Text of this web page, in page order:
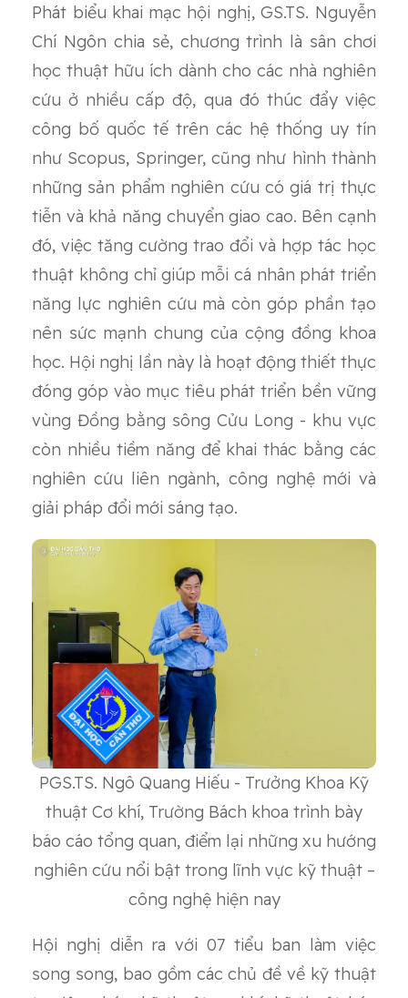
Phát biểu khai mạc hội nghị, GS.TS. Nguyễn
Chí Ngôn chia sẻ, chương trình là sân chơi
học thuật hữu ích dành cho các nhà nghiên
cứu ở nhiều cấp độ, qua đó thúc đẩy việc
công bố quốc tế trên các hệ thống uy tín
như Scopus, Springer, cũng như hình thành
những sản phẩm nghiên cứu có giá trị thực
tiễn và khả năng chuyển giao cao. Bên cạnh
đó, việc tăng cường trao đổi và hợp tác học
thuật không chỉ giúp mỗi cá nhân phát triển
năng lực nghiên cứu mà còn góp phần tạo
nên sức mạnh chung của cộng đồng khoa
học. Hội nghị lần này là hoạt động thiết thực
đóng góp vào mục tiêu phát triển bền vững
vùng Đồng bằng sông Cửu Long - khu vực
còn nhiều tiềm năng để khai thác bằng các
nghiên cứu liên ngành, công nghệ mới và
giải pháp đổi mới sáng tạo.
PGS.TS. Ngô Quang Hiếu - Trưởng Khoa Kỹ
thuật Cơ khí, Trường Bách khoa trình bày
báo cáo tổng quan, điểm lại những xu hướng
nghiên cứu nổi bật trong lĩnh vực kỹ thuật –
công nghệ hiện nay
Hội nghị diễn ra với 07 tiểu ban làm việc
song song, bao gồm các chủ đề về kỹ thuật